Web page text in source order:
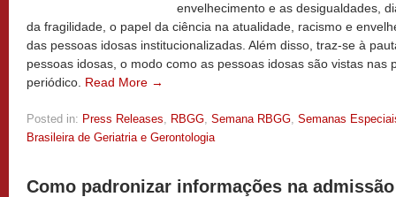
envelhecimento e as desigualdades,
da fragilidade, o papel da ciência na atualidade, racismo e
das pessoas idosas institucionalizadas. Além disso, traz-se à
pessoas idosas, o modo como as pessoas idosas são vistas nas
periódico. Read More →
Posted in: Press Releases, RBGG, Semana RBGG, Semanas
Brasileira de Geriatria e Gerontologia
Como padronizar informações na